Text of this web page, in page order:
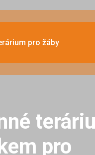
pro žáby
pro